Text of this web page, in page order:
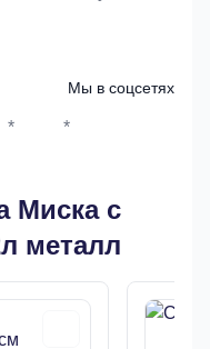
Мы в соцсетях
* *
Миска с
металл